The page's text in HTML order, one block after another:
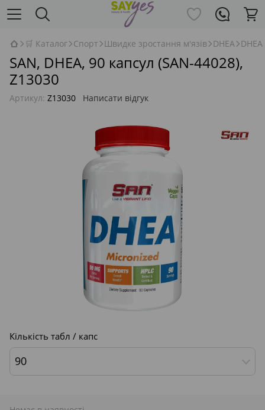
🛒 Каталог Спорт Швидке зростання м'язів DHEA
SAN, DHEA, 90 капсул (SAN-44028),
Z13030
Артикул: Z13030 Написати відгук
Кількість табл / капс
90